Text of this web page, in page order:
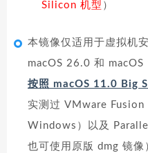
Silicon 机型 ）
本镜像仅适用于虚拟机
macOS 26.0 和
按照 macOS 11.0 Big
实测过 VMware Fusion
Windows）以及
也可使用原版 dmg 镜像